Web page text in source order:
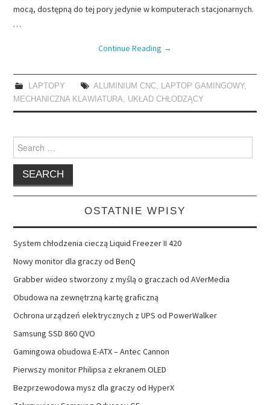
mocą, dostępną do tej pory jedynie w komputerach stacjonarnych.
…
Continue Reading →
LAPTOPY ALUMINIUM CNC, LAPTOP GAMINGOWY,
MECHANICZNA KLAWIATURA, UKŁAD CHŁODZĄCY
Search
for:
OSTATNIE WPISY
System chłodzenia cieczą Liquid Freezer II 420
Nowy monitor dla graczy od BenQ
Grabber wideo stworzony z myślą o graczach od AVerMedia
Obudowa na zewnętrzną kartę graficzną
Ochrona urządzeń elektrycznych z UPS od PowerWalker
Samsung SSD 860 QVO
Gamingowa obudowa E-ATX – Antec Cannon
Pierwszy monitor Philipsa z ekranem OLED
Bezprzewodowa mysz dla graczy od HyperX